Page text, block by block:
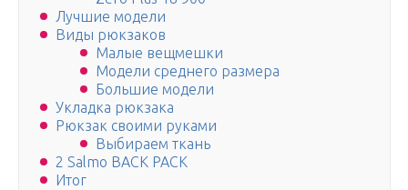
Лучшие модели
Виды рюкзаков
Малые вещмешки
Модели среднего размера
Большие модели
Укладка рюкзака
Рюкзак своими руками
Выбираем ткань
2 Salmo BACK PACK
Итог